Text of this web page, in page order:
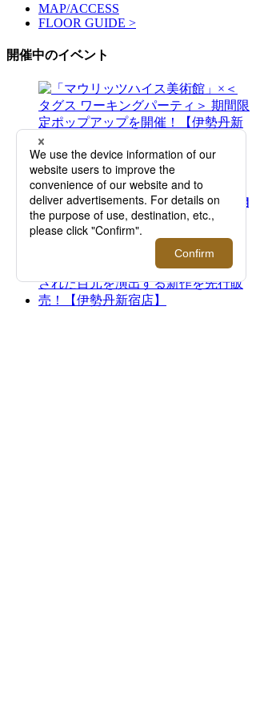
MAP/ACCESS
FLOOR GUIDE >
開催中のイベント
2026.08.05 - 08.11
「マウリッツハイス美術館」×＜タグス ワー
キングパーティ＞ 期間限定ポップアップを開
催！【伊勢丹新宿店】